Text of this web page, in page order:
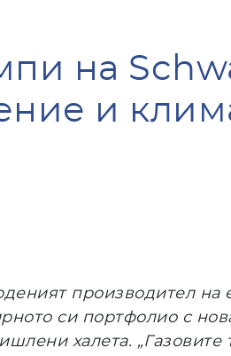
на
и
производител на
си портфолио с
халета.